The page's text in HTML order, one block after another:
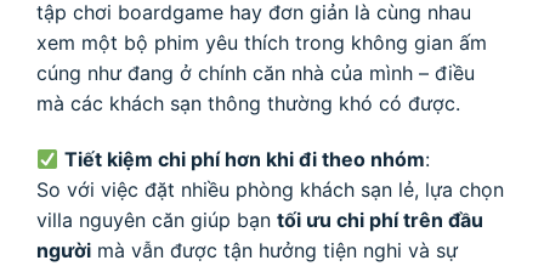
tập chơi boardgame hay đơn giản là cùng nhau
xem một bộ phim yêu thích trong không gian ấm
cúng như đang ở chính căn nhà của mình – điều
mà các khách sạn thông thường khó có được.
Tiết kiệm chi phí hơn khi đi theo nhóm:
So với việc đặt nhiều phòng khách sạn lẻ, lựa chọn
villa nguyên căn giúp bạn tối ưu chi phí trên đầu
người mà vẫn được tận hưởng tiện nghi và sự